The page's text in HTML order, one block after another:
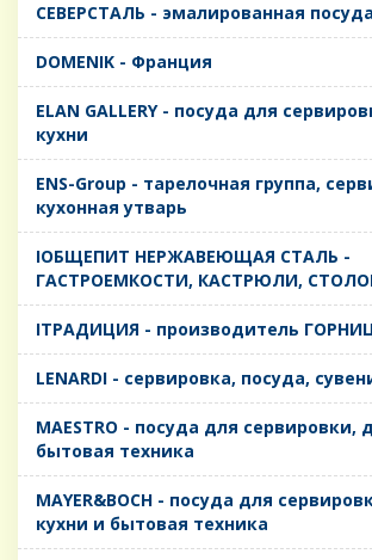
CЕВЕРСТАЛЬ - эмалированная посуда
DOMENIK - Франция
ELAN GALLERY - посуда для
кухни
ENS-Group - тарелочная группа,
кухонная утварь
IОБЩЕПИТ НЕРЖАВЕЮЩАЯ СТАЛЬ -
ГАСТРОЕМКОСТИ, КАСТРЮЛИ,
IТРАДИЦИЯ - производитель
LENARDI - сервировка, посуда,
MAESTRO - посуда для сервировки,
бытовая техника
MAYER&BOCH - посуда для
кухни и бытовая техника